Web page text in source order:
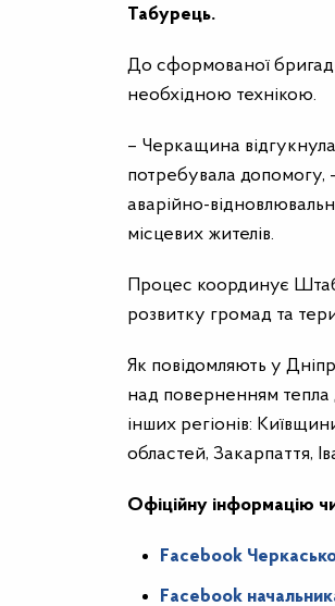
Табурець.
До сформованої
необхідною технікою.
– Черкащина
потребувала допомогу,
аварійно-
місцевих жителів.
Процес координує Штаб
розвитку громад та
Як повідомляють у
над поверненням тепла
інших регіонів:
областей, Закарпаття,
Офіційну інформацію
Facebook
Facebook